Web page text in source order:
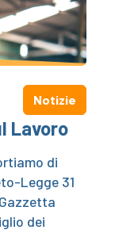
Notizie
Lavoro
di
Legge 31
dei